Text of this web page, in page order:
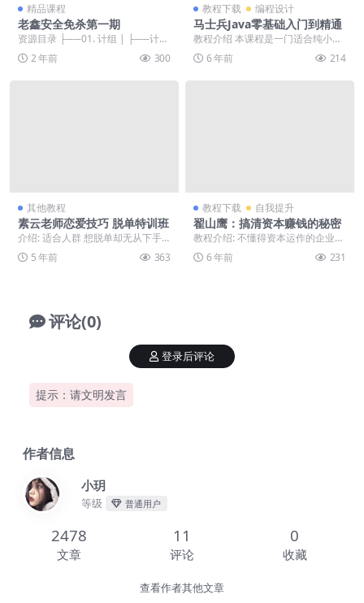
精品课程
老鑫安全免杀第一期
资源目录 ├──01. 计组 | ├──计组
day1-笔记.PanD 0.09k...
2 年前 300
教程下载 编程设计
马士兵Java零基础入门到精通
教程介绍 本课程是一门适合纯小白
入门的课程，带你从无到有走进jav
a的世界，让你...
6 年前 214
其他教程
素云老师恋爱技巧 脱单特训班
介绍: 适合人群 想脱单却无从下手
的您 想告别尬聊，做一个聊天高手
的您 想解决总...
5 年前 363
教程下载 自我提升
翟山鹰：搞清资本赚钱的秘密
教程介绍: 不懂得资本运作的企业将
被同行远远甩在后面。巴菲特的午
餐很贵，可是到中...
6 年前 231
评论(0)
提示：请文明发言
登录后评论
作者信息
小玥
等级 普通用户
2478
文章
11
评论
0
收藏
查看作者其他文章